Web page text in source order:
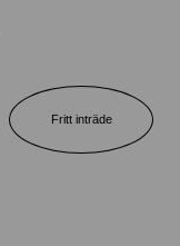
Fritt inträde